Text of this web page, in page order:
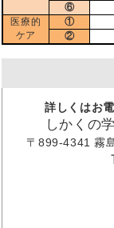
⑥
医療的
ケア
①
②
詳しくはお
しかくの
〒899-4341 霧